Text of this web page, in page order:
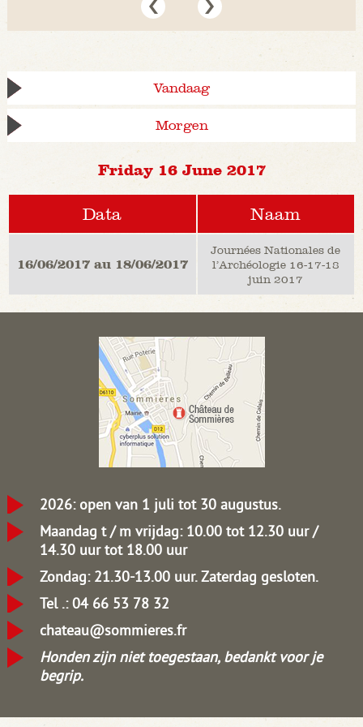
Vandaag
Morgen
Friday 16 June 2017
Data Naam
16/06/2017 au 18/06/2017
Journées Nationales de
l’Archéologie 16-17-18
juin 2017
2026: open van 1 juli tot 30 augustus.
Maandag t / m vrijdag: 10.00 tot 12.30 uur /
14.30 uur tot 18.00 uur
Zondag: 21.30-13.00 uur.Zaterdag gesloten.
Tel .: 04 66 53 78 32
chateau@sommieres.fr
Honden zijn niet toegestaan, bedankt voor je
begrip.